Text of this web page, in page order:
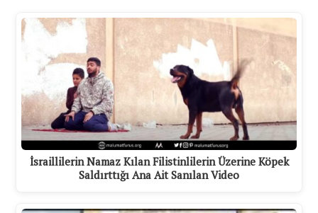
İsraillilerin Namaz Kılan Filistinlilerin Üzerine Köpek
Saldırttığı Ana Ait Sanılan Video